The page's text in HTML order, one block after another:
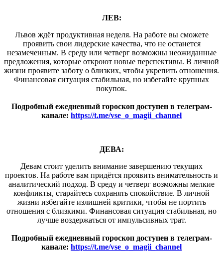
ЛЕВ:
Львов ждёт продуктивная неделя. На работе вы сможете
проявить свои лидерские качества, что не останется
незамеченным. В среду или четверг возможны неожиданные
предложения, которые откроют новые перспективы. В личной
жизни проявите заботу о близких, чтобы укрепить отношения.
Финансовая ситуация стабильная, но избегайте крупных
покупок.
Подробный ежедневный гороскоп доступен в телеграм-
канале: https://t.me/vse_o_magii_channel
ДЕВА:
Девам стоит уделить внимание завершению текущих
проектов. На работе вам придётся проявить внимательность и
аналитический подход. В среду и четверг возможны мелкие
конфликты, старайтесь сохранять спокойствие. В личной
жизни избегайте излишней критики, чтобы не портить
отношения с близкими. Финансовая ситуация стабильная, но
лучше воздержаться от импульсивных трат.
Подробный ежедневный гороскоп доступен в телеграм-
канале: https://t.me/vse_o_magii_channel